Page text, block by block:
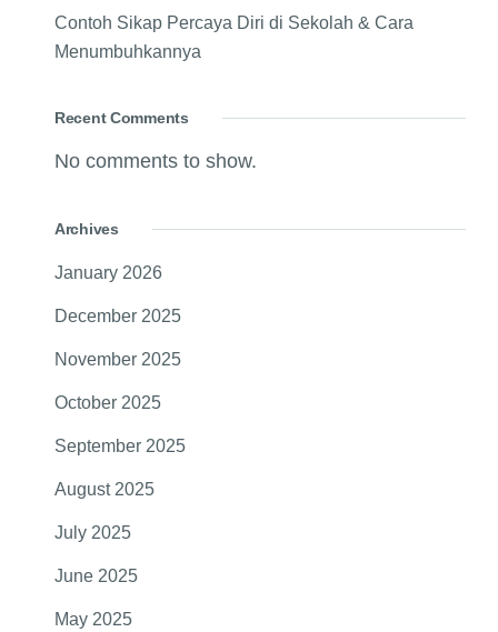
Contoh Sikap Percaya Diri di Sekolah & Cara
Menumbuhkannya
Recent Comments
No comments to show.
Archives
January 2026
December 2025
November 2025
October 2025
September 2025
August 2025
July 2025
June 2025
May 2025